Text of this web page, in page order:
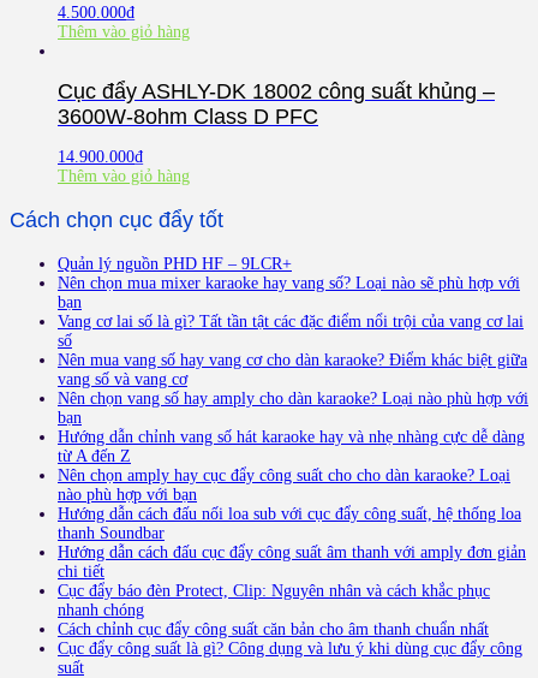
4.500.000₫
Thêm vào giỏ hàng
Cục đẩy ASHLY-DK 18002 công suất khủng –
3600W-8ohm Class D PFC
14.900.000₫
Thêm vào giỏ hàng
Cách chọn cục đẩy tốt
Quản lý nguồn PHD HF – 9LCR+
Nên chọn mua mixer karaoke hay vang số? Loại nào sẽ phù hợp với
bạn
Vang cơ lai số là gì? Tất tần tật các đặc điểm nổi trội của vang cơ lai
số
Nên mua vang số hay vang cơ cho dàn karaoke? Điểm khác biệt giữa
vang số và vang cơ
Nên chọn vang số hay amply cho dàn karaoke? Loại nào phù hợp với
bạn
Hướng dẫn chỉnh vang số hát karaoke hay và nhẹ nhàng cực dễ dàng
từ A đến Z
Nên chọn amply hay cục đẩy công suất cho cho dàn karaoke? Loại
nào phù hợp với bạn
Hướng dẫn cách đấu nối loa sub với cục đẩy công suất, hệ thống loa
thanh Soundbar
Hướng dẫn cách đấu cục đẩy công suất âm thanh với amply đơn giản
chi tiết
Cục đẩy báo đèn Protect, Clip: Nguyên nhân và cách khắc phục
nhanh chóng
Cách chỉnh cục đẩy công suất căn bản cho âm thanh chuẩn nhất
Cục đẩy công suất là gì? Công dụng và lưu ý khi dùng cục đẩy công
suất